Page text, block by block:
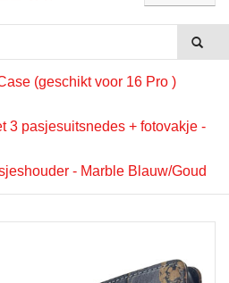
(geschikt voor 16 Pro )
3 pasjesuitsnedes + fotovakje -
- Marble Blauw/Goud